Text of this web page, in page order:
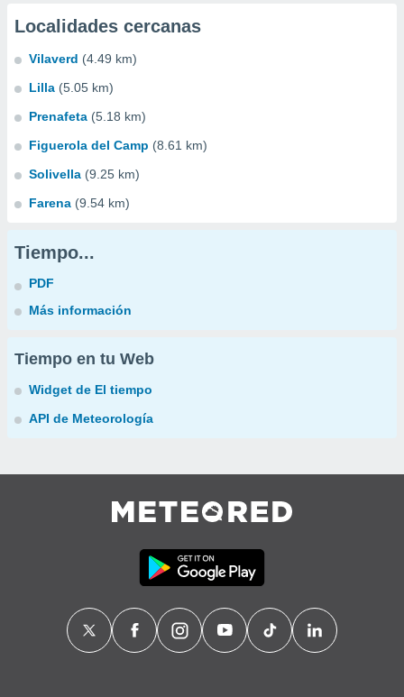
Localidades cercanas
Vilaverd (4.49 km)
Lilla (5.05 km)
Prenafeta (5.18 km)
Figuerola del Camp (8.61 km)
Solivella (9.25 km)
Farena (9.54 km)
Tiempo...
PDF
Más información
Tiempo en tu Web
Widget de El tiempo
API de Meteorología